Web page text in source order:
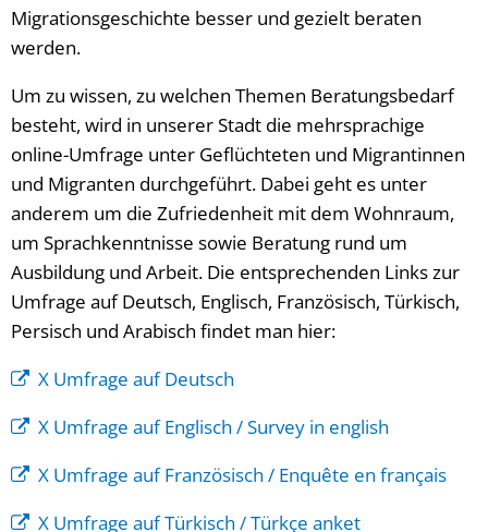
Migrationsgeschichte besser und gezielt beraten
werden.
Um zu wissen, zu welchen Themen Beratungsbedarf
besteht, wird in unserer Stadt die mehrsprachige
online-Umfrage unter Geflüchteten und Migrantinnen
und Migranten durchgeführt. Dabei geht es unter
anderem um die Zufriedenheit mit dem Wohnraum,
um Sprachkenntnisse sowie Beratung rund um
Ausbildung und Arbeit. Die entsprechenden Links zur
Umfrage auf Deutsch, Englisch, Französisch, Türkisch,
Persisch und Arabisch findet man hier:
X Umfrage auf Deutsch
X Umfrage auf Englisch / Survey in english
X Umfrage auf Französisch / Enquête en français
X Umfrage auf Türkisch / Türkçe anket